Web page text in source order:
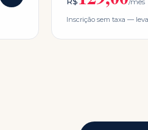
Inscrição sem taxa —